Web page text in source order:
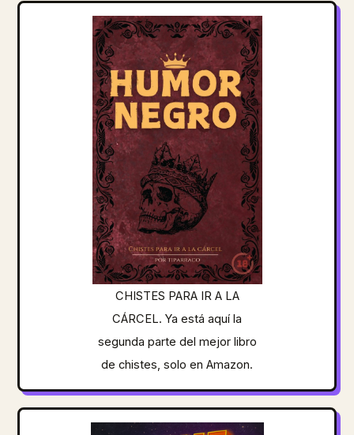
CHISTES PARA IR A LA
CÁRCEL. Ya está aquí la
segunda parte del mejor libro
de chistes, solo en Amazon.